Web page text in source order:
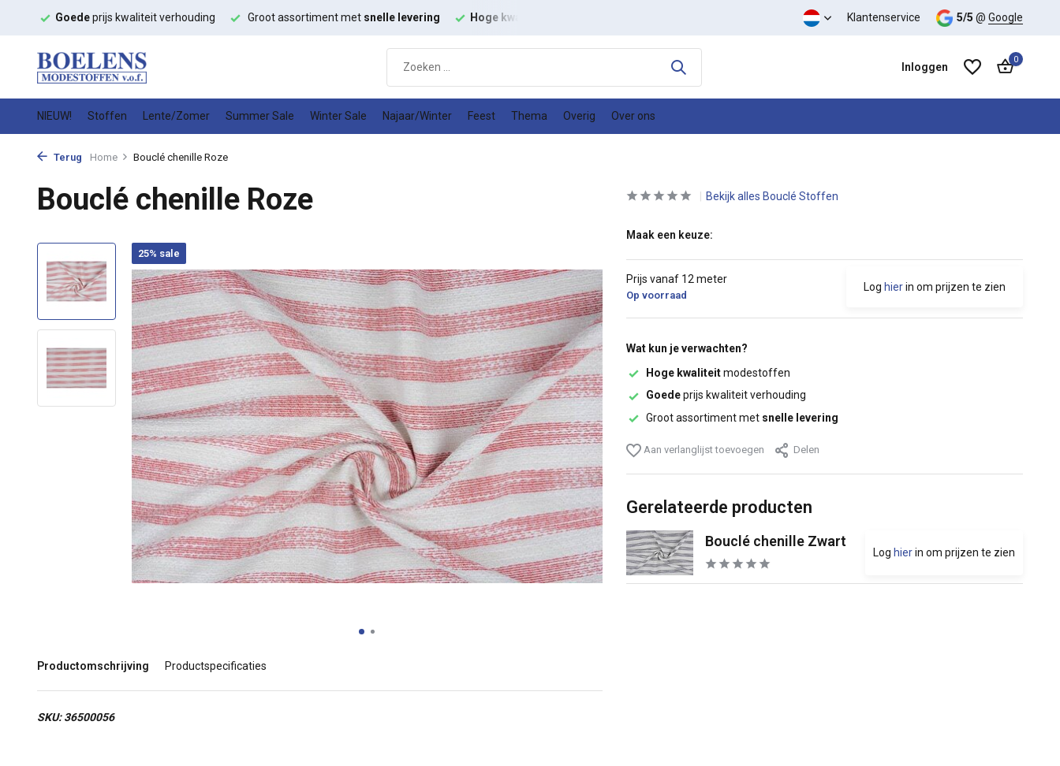
Goedeprijs kwaliteit verhouding Groot assortiment met snelle levering Hoge kwaliteit prijs kwaliteit verhouding Klantenservice 5/5 @ Google
Inloggen
0
NIEUW! Stoffen Lente/Zomer Summer Sale Winter Sale Najaar/Winter Feest Thema Overig Over ons
Terug Home Bouclé chenille Roze
Bouclé chenille Roze
25% sale
Productomschrijving Productspecificaties
SKU: 36500056
Bekijk alles Bouclé Stoffen
Maak een keuze:
Prijs vanaf 12 meter
Op voorraad
Log hierin om prijzen te zien
Wat kun je verwachten?
Hoge kwaliteitmodestoffen
Goedeprijs kwaliteit verhouding
Groot assortiment met snelle levering
Aan verlanglijst toevoegen Delen
Gerelateerde producten
Bouclé chenille Zwart
Log hierin om prijzen te zien